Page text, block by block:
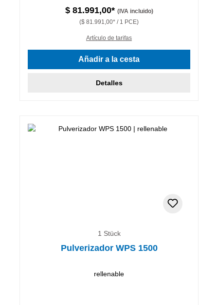
$ 81.991,00* (IVA incluido)
($ 81.991,00* / 1 PCE)
Artículo de tarifas
Añadir a la cesta
Detalles
1 Stück
Pulverizador WPS 1500
rellenable